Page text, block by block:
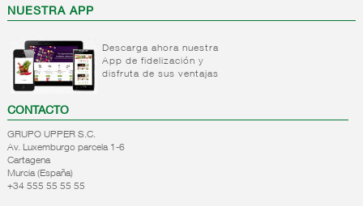
NUESTRA APP
Descarga ahora nuestra
App de fidelización y
disfruta de sus ventajas
CONTACTO
GRUPO UPPER S.C.
Av. Luxemburgo parcela 1-6
Cartagena
Murcia (España)
+34 555 55 55 55